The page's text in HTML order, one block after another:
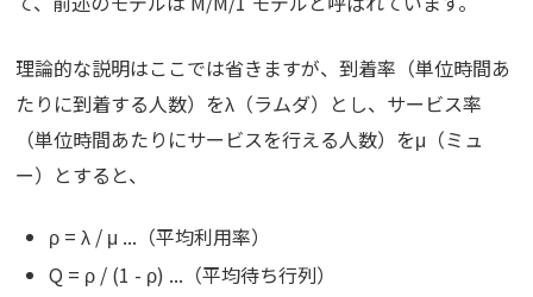
理論的な説明はここでは省きますが、到着率（単位時間あ
たりに到着する人数）をλ（ラムダ）とし、サービス率
（単位時間あたりにサービスを行える人数）をμ（ミュ
ー）とすると、
ρ = λ / μ ...（平均利用率）
Q = ρ / (1 - ρ) ...（平均待ち行列）